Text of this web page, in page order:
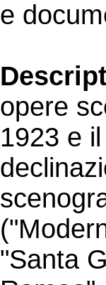
e
opere
1923 e
"Santa